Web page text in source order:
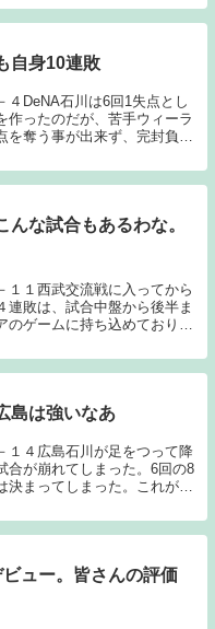
れたのだが、今日は粘り切れ
ーレンドルフは今のところ評
自身10連敗
４DeNA石川は6回1失点とし
作ったのだが、苦手ウィーラ
を奪う事が出来ず、完封負け
となってしまった。先発の石
いいピッチングを披露してく
んな試合もあるわな。
１１西武交流戦に入ってから
連敗は、試合中盤から後半ま
のゲームに持ち込めており、
ムを１つでも２つでも獲って
ならなかった。今日のような
島は強いなあ
１４広島石川が足をつって降
合が崩れてしまった。6回の8
決まってしまった。これが今
ングを作るのが今シーズンの
ある。今日は特に書くことが
ュー。皆さんの評価